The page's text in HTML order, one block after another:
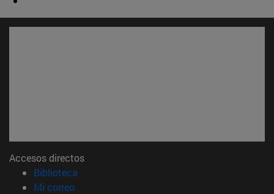
Accesos directos
Biblioteca
Mi correo(abre en nueva ventana)